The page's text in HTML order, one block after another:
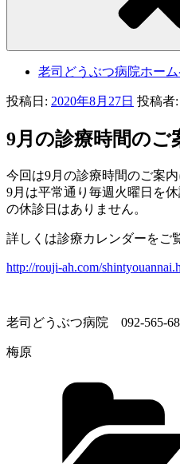
老司どうぶつ病院ホー
投稿日: 2020年8月27日 投稿者:
9月の診療時間のご
今回は9月の診療時間のご案内
9月は平常通り毎週火曜日を
の休診日はありません。
詳しくは診療カレンダーをご
http://rouji-ah.com/
老司どうぶつ病院 092-565-
梅原